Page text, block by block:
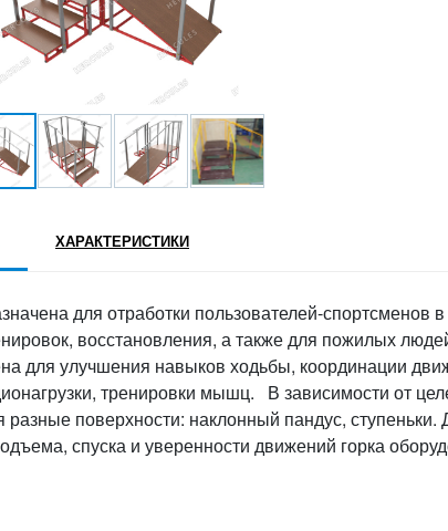
ХАРАКТЕРИСТИКИ
для отработки пользователей-спортсменов
восстановления, а также для пожилых
для улучшения навыков ходьбы, координации
тренировки мышц. В зависимости от
разные поверхности: наклонный пандус, ступеньки.
спуска и уверенности движений горка